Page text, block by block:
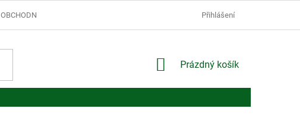
OBCHODNÍ PODMÍNKY PODMÍNKY OCHRANY OSOBNÍCH ÚDAJŮ
Přihlášení
NÁKUPNÍ
Prázdný košík